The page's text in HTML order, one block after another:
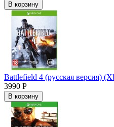
В корзину
Battlefield 4 (русская версия)
3990 Р
В корзину